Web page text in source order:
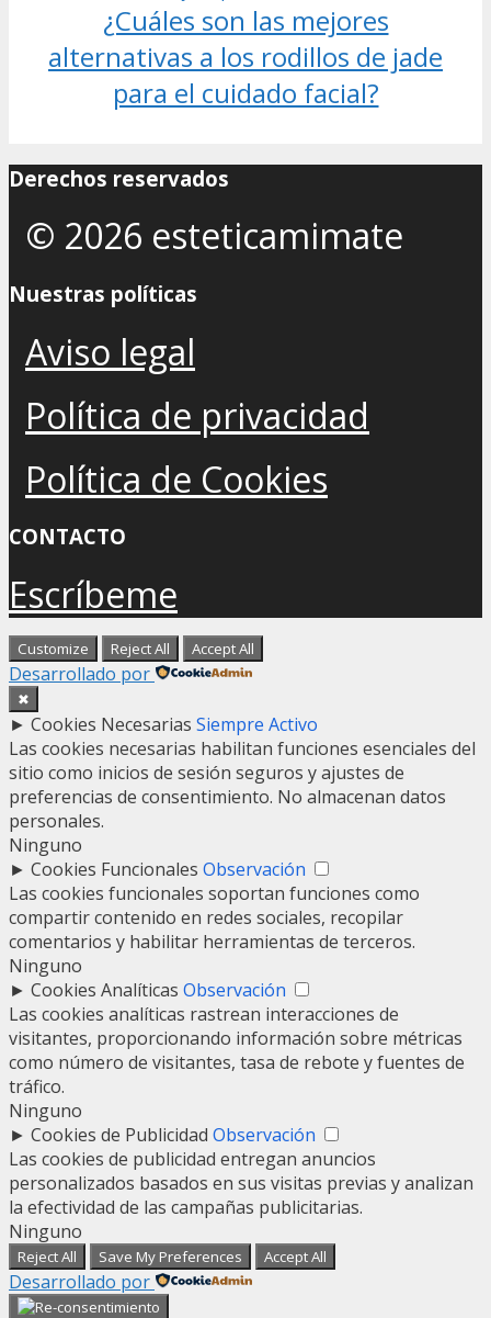
¿Cuáles son las mejores
alternativas a los rodillos de jade
para el cuidado facial?
Derechos reservados
© 2026 esteticamimate
Nuestras políticas
Aviso legal
Política de privacidad
Política de Cookies
CONTACTO
Escríbeme
Customize Reject All Accept All
Desarrollado por
✖
► Cookies Necesarias Siempre Activo
Las cookies necesarias habilitan funciones esenciales del
sitio como inicios de sesión seguros y ajustes de
preferencias de consentimiento. No almacenan datos
personales.
Ninguno
► Cookies Funcionales Observación
Las cookies funcionales soportan funciones como
compartir contenido en redes sociales, recopilar
comentarios y habilitar herramientas de terceros.
Ninguno
► Cookies Analíticas Observación
Las cookies analíticas rastrean interacciones de
visitantes, proporcionando información sobre métricas
como número de visitantes, tasa de rebote y fuentes de
tráfico.
Ninguno
► Cookies de Publicidad Observación
Las cookies de publicidad entregan anuncios
personalizados basados en sus visitas previas y analizan
la efectividad de las campañas publicitarias.
Ninguno
Reject All Save My Preferences Accept All
Desarrollado por